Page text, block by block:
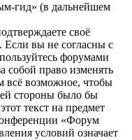
гид» (в дальнейшем
своё
Если вы не согласны с
форумами
право изменять
всё возможное, чтобы
стороны было бы
текст на предмет
«Форум
условий означает